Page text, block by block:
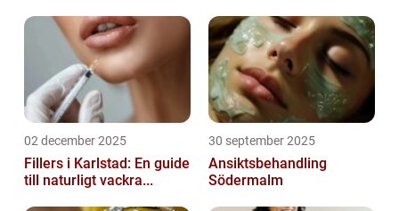
02 december 2025
Fillers i Karlstad: En guide
till naturligt vackra...
30 september 2025
Ansiktsbehandling
Södermalm